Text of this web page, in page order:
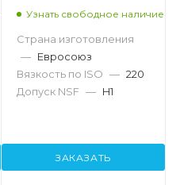
Узнать свободное наличие
Страна изготовления
— Евросоюз
Вязкость по ISO — 220
Допуск NSF — H1
ЗАКАЗАТЬ